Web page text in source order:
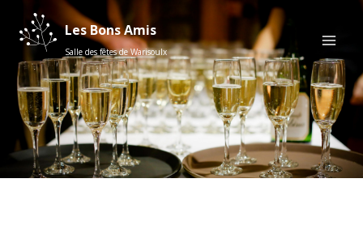
Les Bons Amis
Salle des fêtes de Warisoulx